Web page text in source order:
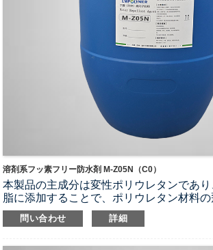
溶剤系フッ素フリー防水剤 M-Z05N（C0）
本製品の主成分は変性ポリウレタンであ
脂に添加することで、ポリウレタン材料
フォン防止性、加水分解性を向上させると
タンに一定の防汚性および洗浄容易性を付
問い合わせ 詳細